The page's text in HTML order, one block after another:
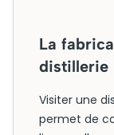
La
distillerie
Visiter une
permet de